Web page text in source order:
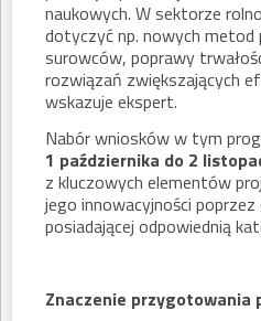
naukowych. W sektorze
dotyczyć np. nowych metod
surowców, poprawy
rozwiązań zwiększających
wskazuje ekspert.
Nabór wniosków w tym
1 października do 2
z kluczowych elementów
jego innowacyjności
posiadającej odpowiednią
Znaczenie